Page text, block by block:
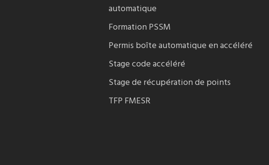
automatique
Formation PSSM
Permis boîte automatique en accéléré
Stage code accéléré
Stage de récupération de points
TFP FMESR